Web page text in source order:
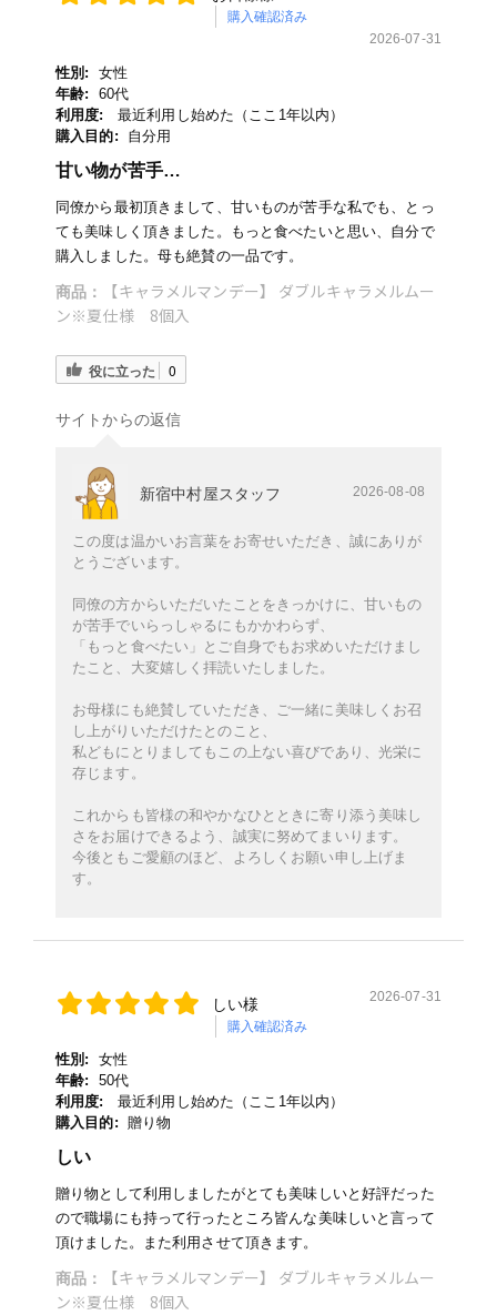
購入確認済み
2026-07-31
性別:
女性
年齢:
60代
利用度:
最近利用し始めた（ここ1年以内）
購入目的:
自分用
甘い物が苦手…
同僚から最初頂きまして、甘いものが苦手な私でも、とっ
ても美味しく頂きました。もっと食べたいと思い、自分で
購入しました。母も絶賛の一品です。
商品：
【キャラメルマンデー】 ダブルキャラメルムー
ン※夏仕様 8個入
役に立った 0
サイトからの返信
新宿中村屋スタッフ 2026-08-08
この度は温かいお言葉をお寄せいただき、誠にありが
とうございます。
同僚の方からいただいたことをきっかけに、甘いもの
が苦手でいらっしゃるにもかかわらず、
「もっと食べたい」とご自身でもお求めいただけまし
たこと、大変嬉しく拝読いたしました。
お母様にも絶賛していただき、ご一緒に美味しくお召
し上がりいただけたとのこと、
私どもにとりましてもこの上ない喜びであり、光栄に
存じます。
これからも皆様の和やかなひとときに寄り添う美味し
さをお届けできるよう、誠実に努めてまいります。
今後ともご愛顧のほど、よろしくお願い申し上げま
す。
しい様
購入確認済み
2026-07-31
性別:
女性
年齢:
50代
利用度:
最近利用し始めた（ここ1年以内）
購入目的: 贈り物
しい
贈り物として利用しましたがとても美味しいと好評だった
ので職場にも持って行ったところ皆んな美味しいと言って
頂けました。また利用させて頂きます。
商品：
【キャラメルマンデー】 ダブルキャラメルムー
ン※夏仕様 8個入